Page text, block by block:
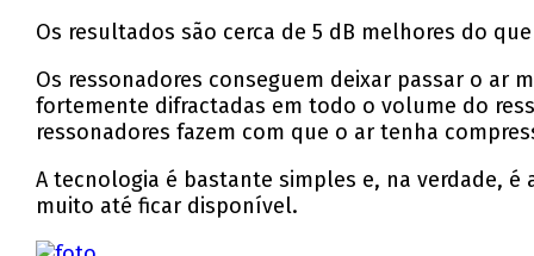
Os resultados são cerca de 5 dB melhores do
Os ressonadores conseguem deixar passar o ar
fortemente difractadas em todo o volume do
ressonadores fazem com que o ar tenha
A tecnologia é bastante simples e, na verdade,
muito até ficar disponível.